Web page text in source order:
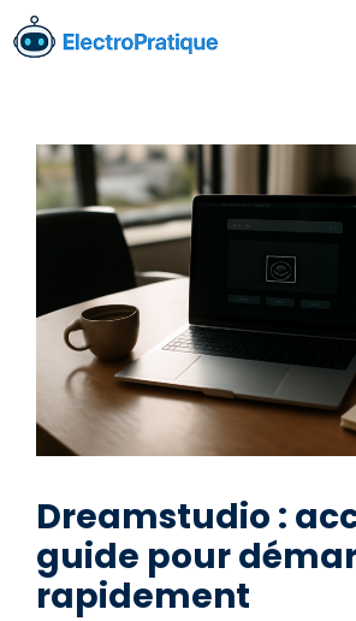
Aller
au
Dreamstudio :
guide pour
rapidement